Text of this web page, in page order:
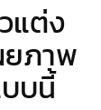
แต่ง
ยภาพ
บนี้